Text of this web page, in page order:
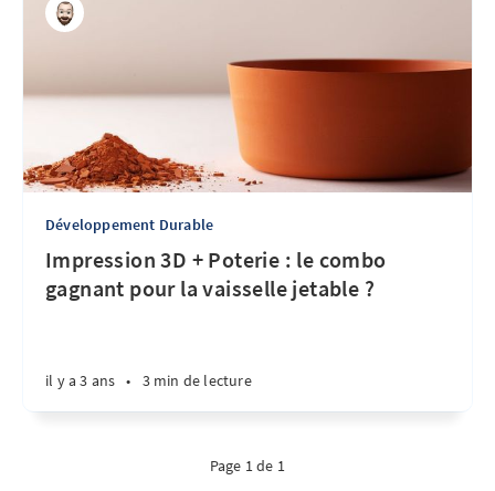
Développement Durable
Impression 3D + Poterie : le combo
gagnant pour la vaisselle jetable ?
il y a 3 ans • 3 min de lecture
Page 1 de 1